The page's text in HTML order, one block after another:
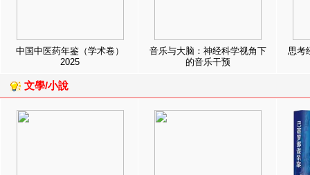
中国中医药年鉴（学术卷）
2025
音乐与大脑：神经科学视角下
的音乐干预
思考
文學/小說